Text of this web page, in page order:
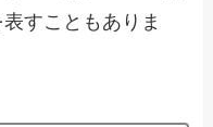
すこともありま